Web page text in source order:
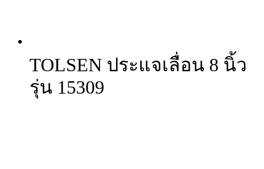
TOLSEN ประแจเลื่อน 8 นิ้ว
รุ่น 15309